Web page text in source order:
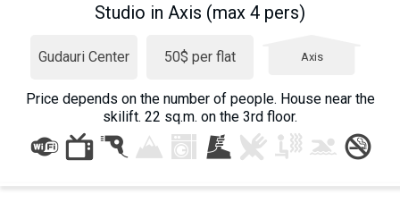
Studio in Axis (max 4 pers)
Gudauri Center 50$ per flat Axis
Price depends on the number of people. House near the
skilift. 22 sq.m. on the 3rd floor.